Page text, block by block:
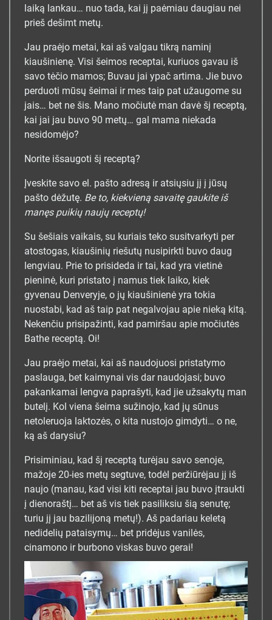
laiką lankau… nuo tada, kai jį paėmiau daugiau nei
prieš dešimt metų.
Jau praėjo metai, kai aš valgau tikrą naminį
kiaušinienę. Visi šeimos receptai, kuriuos gavau iš
savo tėčio mamos; Buvau jai ypač artima. Jie buvo
perduoti mūsų šeimai ir mes taip pat užaugome su
jais… bet ne šis. Mano močiutė man davė šį receptą,
kai jai jau buvo 90 metų… gal mama niekada
nesidomėjo?
Norite išsaugoti šį receptą?
Įveskite savo el. pašto adresą ir atsiųsiu jį į jūsų
pašto dėžutę. Be to, kiekvieną savaitę gaukite iš
manęs puikių naujų receptų!
Su šešiais vaikais, su kuriais teko susitvarkyti per
atostogas, kiaušinių riešutų nusipirkti buvo daug
lengviau. Prie to prisideda ir tai, kad yra vietinė
pieninė, kuri pristato į namus tiek laiko, kiek
gyvenau Denveryje, o jų kiaušinienė yra tokia
nuostabi, kad aš taip pat negalvojau apie nieką kitą.
Nekenčiu prisipažinti, kad pamiršau apie močiutės
Bathe receptą. Oi!
Jau praėjo metai, kai aš naudojuosi pristatymo
paslauga, bet kaimynai vis dar naudojasi; buvo
pakankamai lengva paprašyti, kad jie užsakytų man
butelį. Kol viena šeima sužinojo, kad jų sūnus
netoleruoja laktozės, o kita nustojo gimdyti… o ne,
ką aš darysiu?
Prisiminiau, kad šį receptą turėjau savo senoje,
mažoje 20-ies metų segtuve, todėl peržiūrėjau jį iš
naujo (manau, kad visi kiti receptai jau buvo įtraukti
į dienoraštį… bet aš vis tiek pasiliksiu šią senutę;
turiu jį jau bazilijoną metų!). Aš padariau keletą
nedidelių pataisymų… bet pridėjus vanilės,
cinamono ir burbono viskas buvo gerai!